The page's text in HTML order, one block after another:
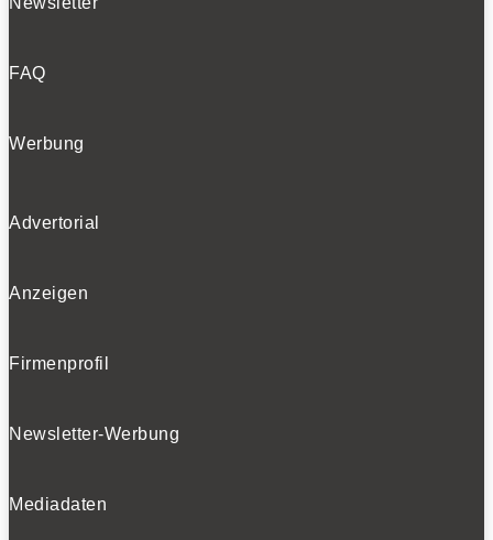
FAQ
Werbung
Advertorial
Anzeigen
Firmenprofil
Newsletter-Werbung
Mediadaten